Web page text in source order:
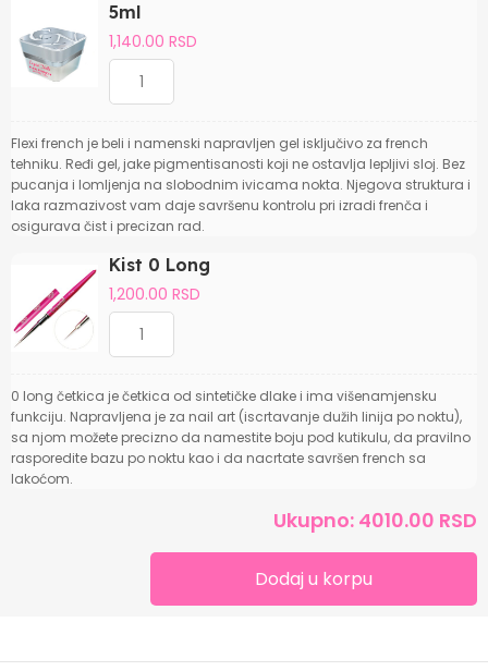
5ml
1,140.00 RSD
Flexi french je beli i namenski napravljen gel isključivo za french
tehniku. Ređi gel, jake pigmentisanosti koji ne ostavlja lepljivi sloj. Bez
pucanja i lomljenja na slobodnim ivicama nokta. Njegova struktura i
laka razmazivost vam daje savršenu kontrolu pri izradi frenča i
osigurava čist i precizan rad.
Kist 0 Long
1,200.00 RSD
0 long četkica je četkica od sintetičke dlake i ima višenamjensku
funkciju. Napravljena je za nail art (iscrtavanje dužih linija po noktu),
sa njom možete precizno da namestite boju pod kutikulu, da pravilno
rasporedite bazu po noktu kao i da nacrtate savršen french sa
lakoćom.
Ukupno: 4010.00 RSD
Dodaj u korpu